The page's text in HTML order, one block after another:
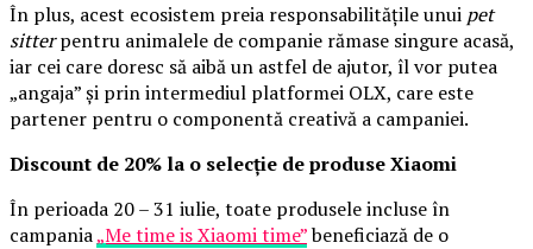
În plus, acest ecosistem preia responsabilitățile unui pet
sitterpentru animalele de companie rămase singure acasă,
iar cei care doresc să aibă un astfel de ajutor, îl vor putea
„angaja” și prin intermediul platformei OLX, care este
partener pentru o componentă creativă a campaniei.
Discount de 20% la o selecție de produse Xiaomi
În perioada 20 – 31 iulie, toate produsele incluse în
campania„Me time is Xiaomi time”beneficiază de o